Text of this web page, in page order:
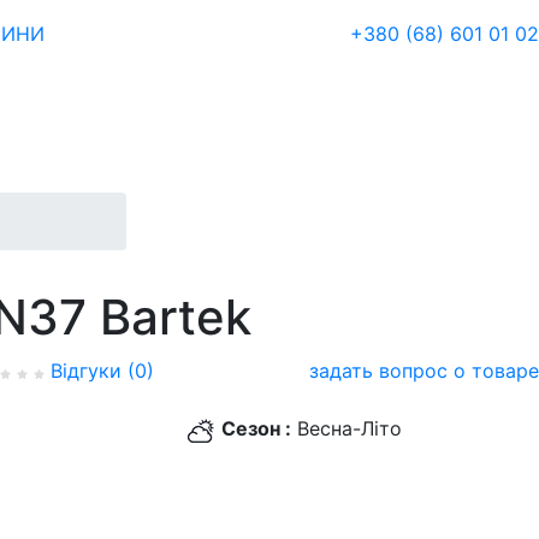
+380 (68) 601 01 02
Bartek
Відгуки (0) задать вопрос о товаре
Сезон : Весна-Літо